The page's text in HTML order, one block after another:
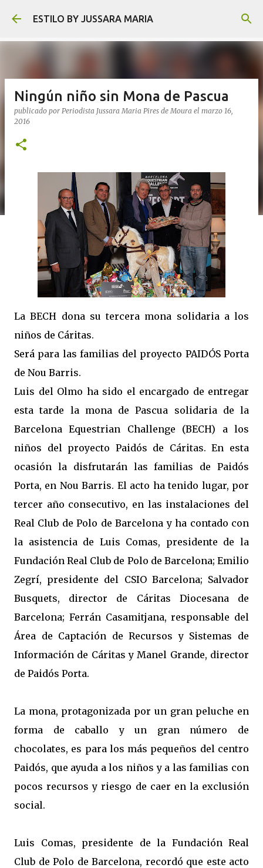
Ir al contenido principal
ESTILO BY JUSSARA MARIA
Ningún niño sin Mona de Pascua
publicado por Periodista Jussara Maria Pires de Moura el marzo 16,
2016
La BECH dona su tercera mona solidaria a los
niños de Cáritas.
Será para las familias del proyecto PAIDÓS Porta
de Nou Barris.
Luis del Olmo ha sido el encargado de entregar
esta tarde la mona de Pascua solidaria de la
Barcelona Equestrian Challenge (BECH) a los
niños del proyecto Paidós de Cáritas. En esta
ocasión la disfrutarán las familias de Paidós
Porta, en Nou Barris. El acto ha tenido lugar, por
tercer año consecutivo, en las instalaciones del
Real Club de Polo de Barcelona y ha contado con
la asistencia de Luis Comas, presidente de la
Fundación Real Club de Polo de Barcelona; Emilio
Zegrí, presidente del CSIO Barcelona; Salvador
Busquets, director de Cáritas Diocesana de
Barcelona; Ferrán Casamitjana, responsable del
Área de Captación de Recursos y Sistemas de
Información de Cáritas y Manel Grande, director
de Paidós Porta.
La mona, protagonizada por un gran peluche en
forma de caballo y un gran número de
chocolates, es para los más pequeños del centro
Paidós, que ayuda a los niños y a las familias con
pocos recursos y riesgo de caer en la exclusión
social.
Luis Comas, presidente de la Fundación Real
Club de Polo de Barcelona, recordó que este acto